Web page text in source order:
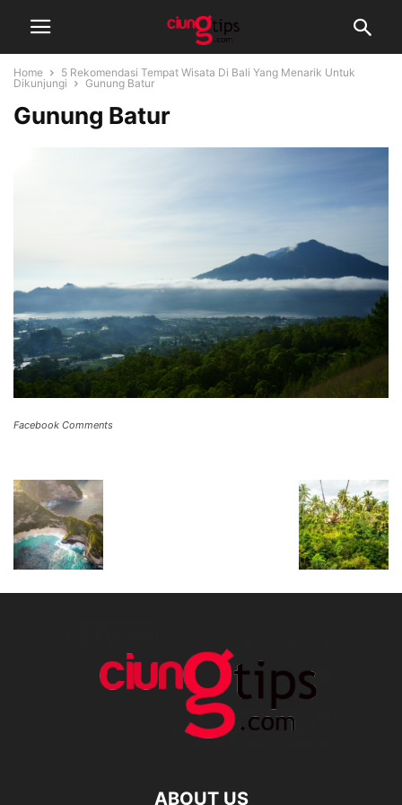
Home
5 Rekomendasi Tempat Wisata Di Bali Yang Menarik Untuk
Dikunjungi
Gunung Batur
Gunung Batur
Facebook Comments
ABOUT US